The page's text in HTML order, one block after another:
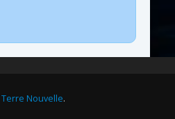
Terre Nouvelle.